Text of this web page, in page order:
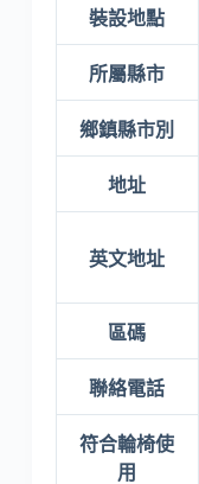
裝設地點
所屬縣市
鄉鎮縣市別
地址
英文地址
區碼
聯絡電話
符合輪椅使
用